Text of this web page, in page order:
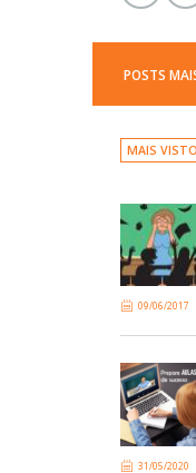
POSTS
MAIS
09/06/2017
31/05/2020